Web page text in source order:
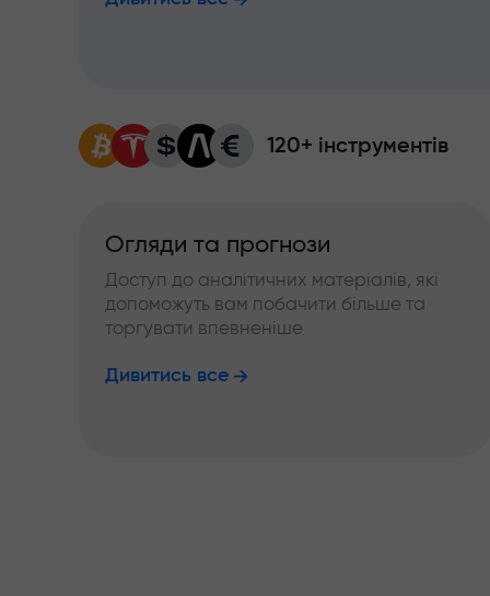
120+ інструментів
Огляди та прогнози
Доступ до аналітичних матеріалів, які
допоможуть вам побачити більше та
торгувати впевненіше
Дивитись все